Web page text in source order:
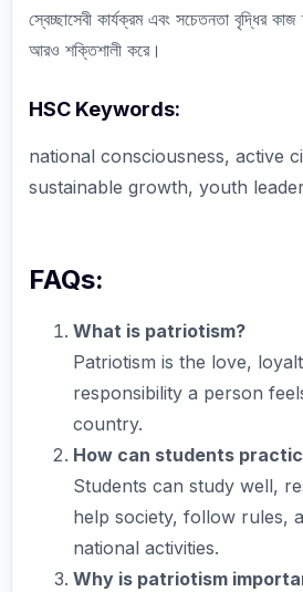
স্বেচ্ছাসেবী কার্যক্রম এবং সচেতনতা বৃদ্ধির
আরও শক্তিশালী করে।
HSC Keywords:
national consciousness, active
sustainable growth, youth
FAQs:
What is patriotism?
Patriotism is the love,
responsibility a person
country.
How can students
Students can study well,
help society, follow rules,
national activities.
Why is patriotism